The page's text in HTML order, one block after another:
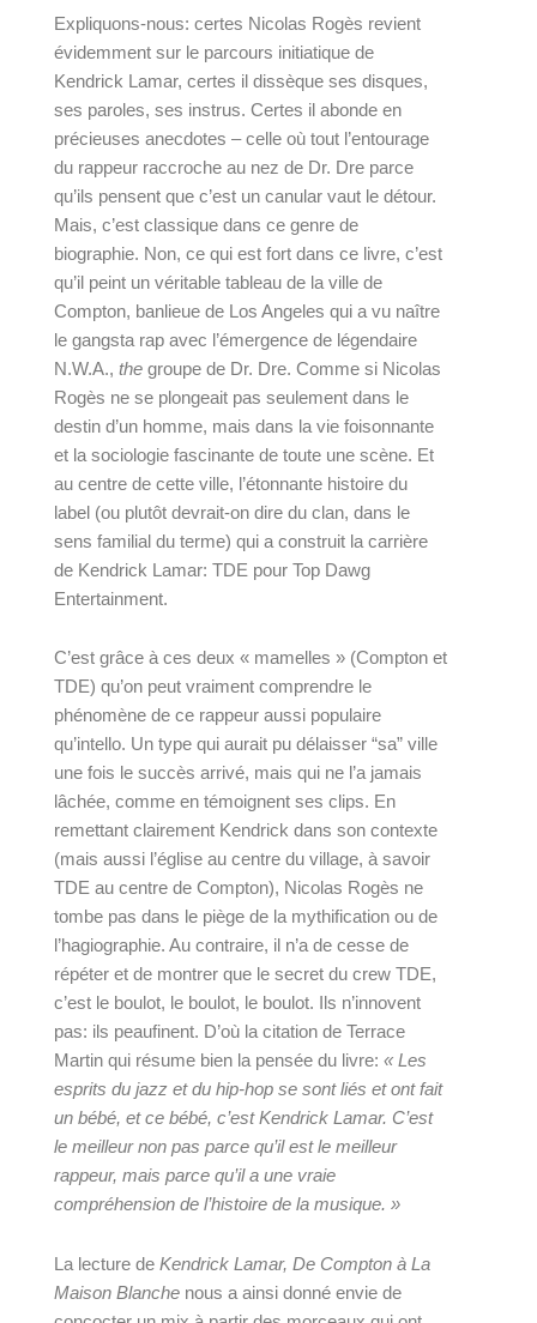
Expliquons-nous: certes Nicolas Rogès revient
évidemment sur le parcours initiatique de
Kendrick Lamar, certes il dissèque ses disques,
ses paroles, ses instrus. Certes il abonde en
précieuses anecdotes – celle où tout l’entourage
du rappeur raccroche au nez de Dr. Dre parce
qu’ils pensent que c’est un canular vaut le détour.
Mais, c’est classique dans ce genre de
biographie. Non, ce qui est fort dans ce livre, c’est
qu’il peint un véritable tableau de la ville de
Compton, banlieue de Los Angeles qui a vu naître
le gangsta rap avec l’émergence de légendaire
N.W.A., the groupe de Dr. Dre. Comme si Nicolas
Rogès ne se plongeait pas seulement dans le
destin d’un homme, mais dans la vie foisonnante
et la sociologie fascinante de toute une scène. Et
au centre de cette ville, l’étonnante histoire du
label (ou plutôt devrait-on dire du clan, dans le
sens familial du terme) qui a construit la carrière
de Kendrick Lamar: TDE pour Top Dawg
Entertainment.
C’est grâce à ces deux « mamelles » (Compton et
TDE) qu’on peut vraiment comprendre le
phénomène de ce rappeur aussi populaire
qu’intello. Un type qui aurait pu délaisser “sa” ville
une fois le succès arrivé, mais qui ne l’a jamais
lâchée, comme en témoignent ses clips. En
remettant clairement Kendrick dans son contexte
(mais aussi l’église au centre du village, à savoir
TDE au centre de Compton), Nicolas Rogès ne
tombe pas dans le piège de la mythification ou de
l’hagiographie. Au contraire, il n’a de cesse de
répéter et de montrer que le secret du crew TDE,
c’est le boulot, le boulot, le boulot. Ils n’innovent
pas: ils peaufinent. D’où la citation de Terrace
Martin qui résume bien la pensée du livre: « Les
esprits du jazz et du hip-hop se sont liés et ont fait
un bébé, et ce bébé, c’est Kendrick Lamar. C’est
le meilleur non pas parce qu’il est le meilleur
rappeur, mais parce qu’il a une vraie
compréhension de l’histoire de la musique. »
La lecture de Kendrick Lamar, De Compton à La
Maison Blanche nous a ainsi donné envie de